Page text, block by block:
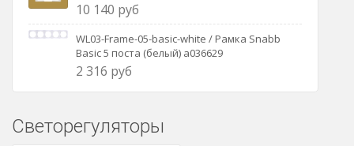
10 140 руб
WL03-Frame-05-basic-white / Рамка Snabb
Basic 5 поста (белый) a036629
2 316 руб
Светорегуляторы